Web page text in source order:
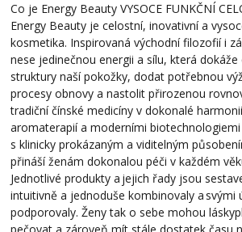
Co je Energy Beauty VYSOCE FUNKČNÍ
Energy Beauty je celostní, inovativní a
kosmetika. Inspirovaná východní filozofií i
nese jedinečnou energii a sílu, která
struktury naší pokožky, dodat potřebnou
procesy obnovy a nastolit přirozenou
tradiční čínské medicíny v dokonalé
aromaterapií a moderními
s klinicky prokázaným a viditelným
přináší ženám dokonalou péči v každém
Jednotlivé produkty a jejich řady jsou
intuitivně a jednoduše kombinovaly a svými
podporovaly. Ženy tak o sebe mohou